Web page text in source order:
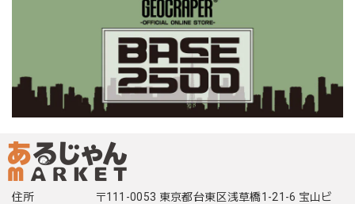
住所
〒111-0053 東京都台東区浅草橋1-21-6 宝山ビ